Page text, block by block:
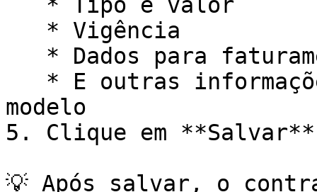
modelo
5. Clique em
💡 Após salvar, o